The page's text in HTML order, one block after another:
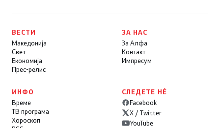
ВЕСТИ
Македонија
Свет
Економија
Прес-релис
ЗА НАС
За Алфа
Контакт
Импресум
ИНФО
Време
ТВ програма
Хороскоп
СЛЕДЕТЕ НÉ
Facebook
X / Twitter
YouTube